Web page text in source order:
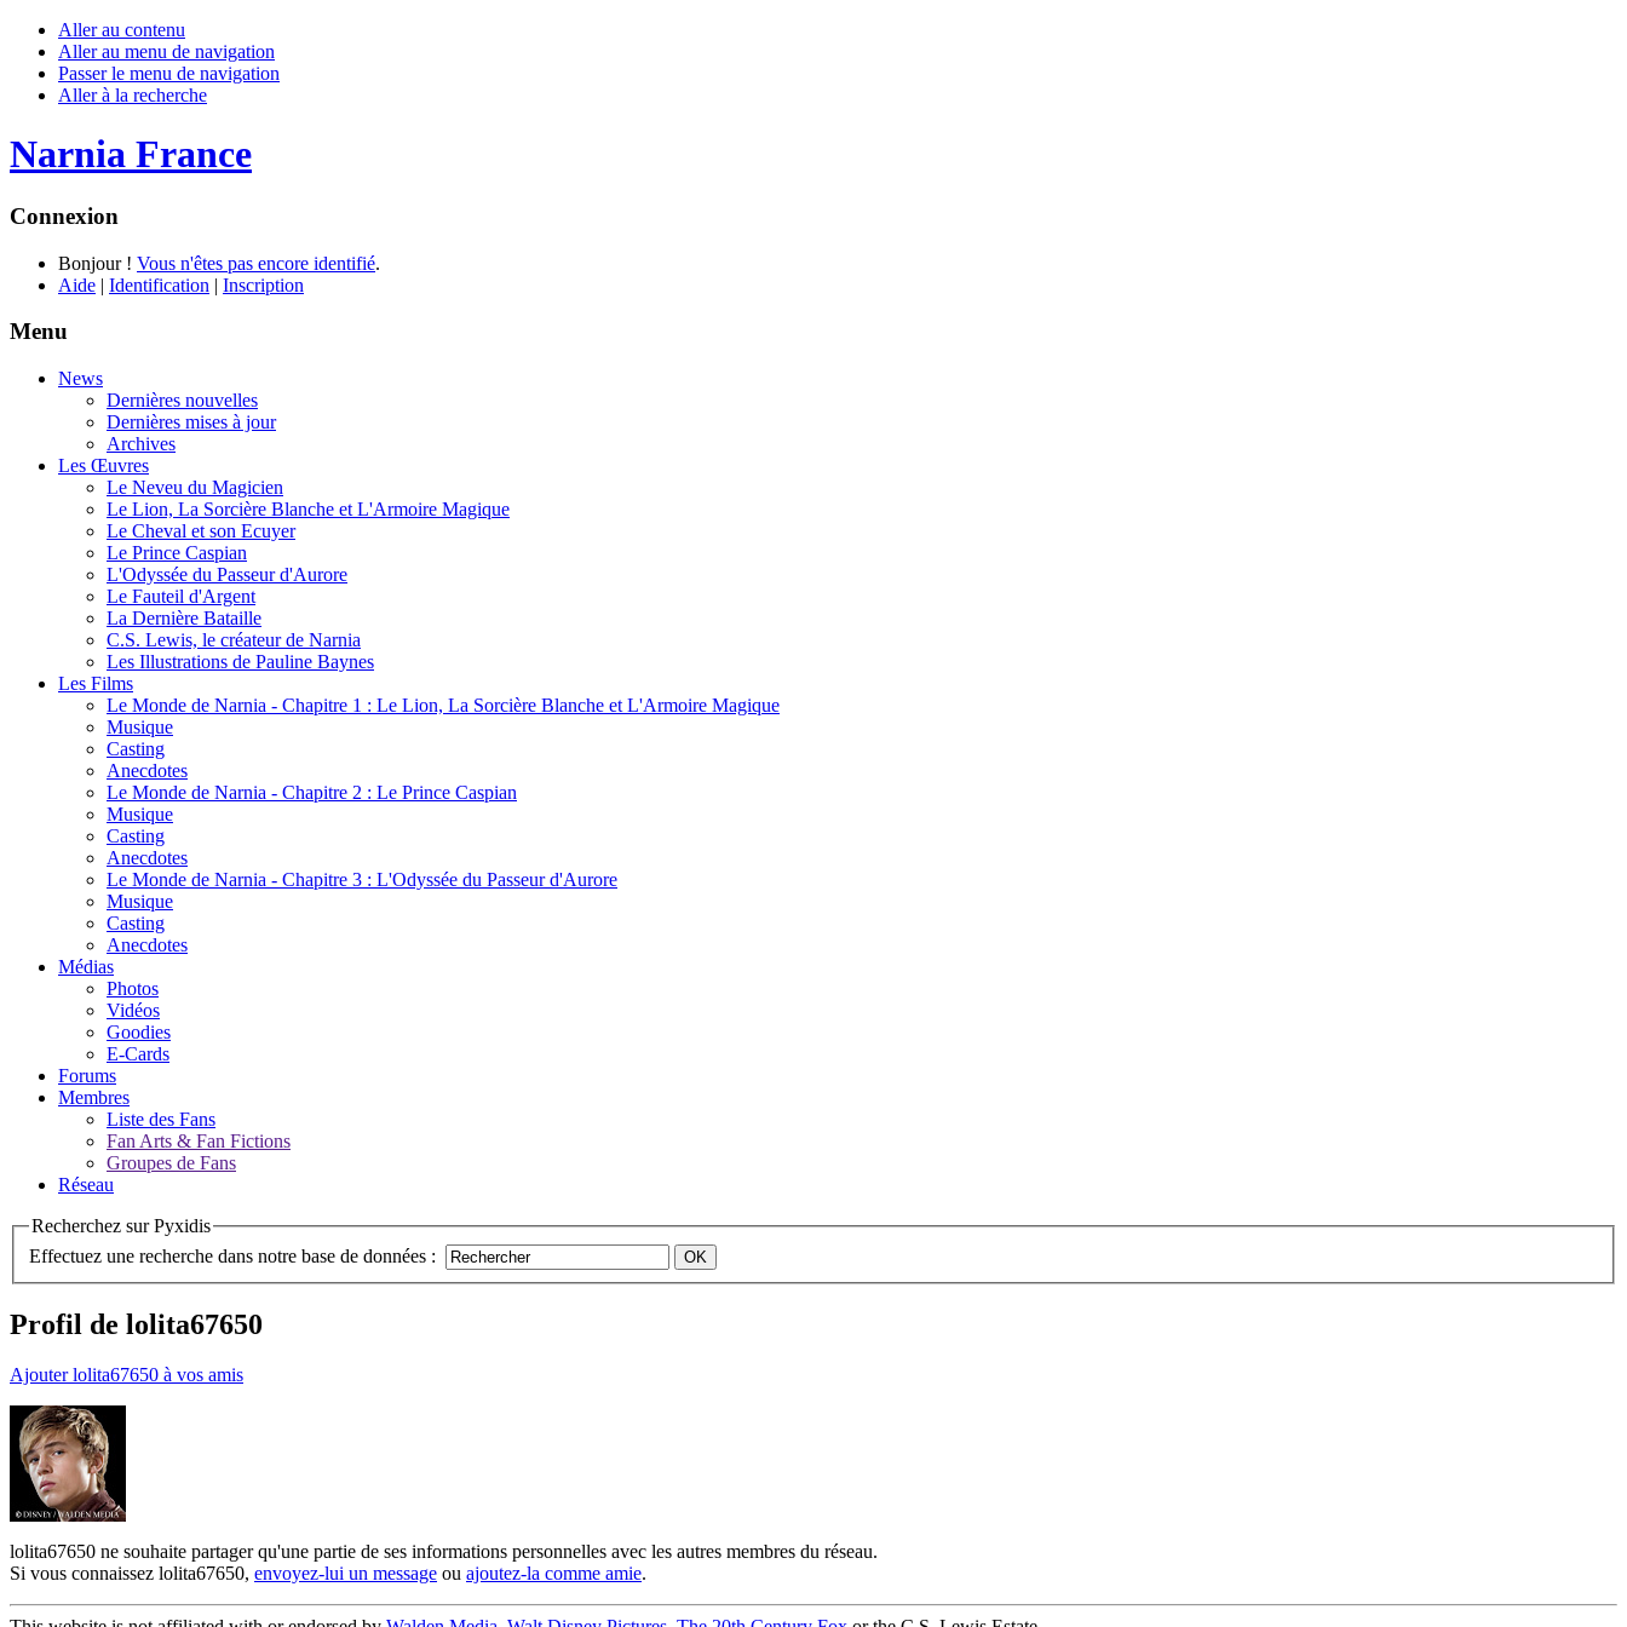
Aller au contenu
Aller au menu de navigation
Passer le menu de navigation
Aller à la recherche
Narnia France
Connexion
Bonjour ! Vous n'êtes pas encore identifié.
Aide | Identification | Inscription
Menu
News
Dernières nouvelles
Dernières mises à jour
Archives
Les Œuvres
Le Neveu du Magicien
Le Lion, La Sorcière Blanche et L'Armoire Magique
Le Cheval et son Ecuyer
Le Prince Caspian
L'Odyssée du Passeur d'Aurore
Le Fauteil d'Argent
La Dernière Bataille
C.S. Lewis, le créateur de Narnia
Les Illustrations de Pauline Baynes
Les Films
Le Monde de Narnia - Chapitre 1 : Le Lion, La Sorcière Blanche et L'Armoire Magique
Musique
Casting
Anecdotes
Le Monde de Narnia - Chapitre 2 : Le Prince Caspian
Musique
Casting
Anecdotes
Le Monde de Narnia - Chapitre 3 : L'Odyssée du Passeur d'Aurore
Musique
Casting
Anecdotes
Médias
Photos
Vidéos
Goodies
E-Cards
Forums
Membres
Liste des Fans
Fan Arts & Fan Fictions
Groupes de Fans
Réseau
Recherchez sur Pyxidis
Effectuez une recherche dans notre base de données :
Profil de lolita67650
Ajouter lolita67650 à vos amis
lolita67650 ne souhaite partager qu'une partie de ses informations personnelles avec les autres membres du réseau.
Si vous connaissez lolita67650, envoyez-lui un message ou ajoutez-la comme amie.